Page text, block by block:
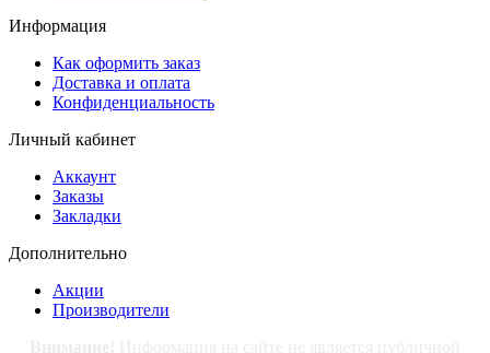
Информация
Как оформить заказ
Доставка и оплата
Конфиденциальность
Личный кабинет
Аккаунт
Заказы
Закладки
Дополнительно
Акции
Производители